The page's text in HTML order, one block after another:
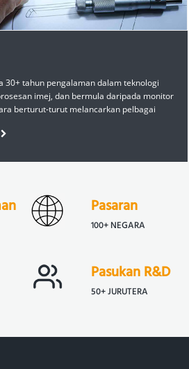
30+ tahun pengalaman dalam teknologi
imej, dan bermula daripada monitor
berturut-turut melancarkan pelbagai
Pasaran
100+ NEGARA
Pasukan R&D
50+ JURUTERA